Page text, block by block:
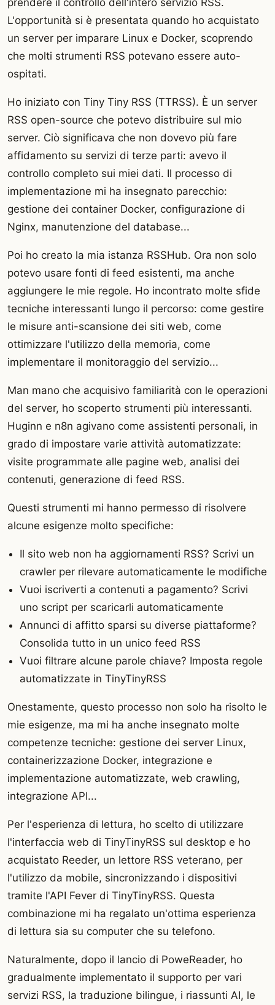
L'opportunità si è presentata quando ho acquistato
un server per imparare Linux e Docker, scoprendo
che molti strumenti RSS potevano essere auto-
ospitati.
Ho iniziato con Tiny Tiny RSS (TTRSS). È un server
RSS open-source che potevo distribuire sul mio
server. Ciò significava che non dovevo più fare
affidamento su servizi di terze parti: avevo il
controllo completo sui miei dati. Il processo di
implementazione mi ha insegnato parecchio:
gestione dei container Docker, configurazione di
Nginx, manutenzione del database...
Poi ho creato la mia istanza RSSHub. Ora non solo
potevo usare fonti di feed esistenti, ma anche
aggiungere le mie regole. Ho incontrato molte sfide
tecniche interessanti lungo il percorso: come gestire
le misure anti-scansione dei siti web, come
ottimizzare l'utilizzo della memoria, come
implementare il monitoraggio del servizio...
Man mano che acquisivo familiarità con le operazioni
del server, ho scoperto strumenti più interessanti.
Huginn e n8n agivano come assistenti personali, in
grado di impostare varie attività automatizzate:
visite programmate alle pagine web, analisi dei
contenuti, generazione di feed RSS.
Questi strumenti mi hanno permesso di risolvere
alcune esigenze molto specifiche:
Il sito web non ha aggiornamenti RSS? Scrivi un
crawler per rilevare automaticamente le modifiche
Vuoi iscriverti a contenuti a pagamento? Scrivi
uno script per scaricarli automaticamente
Annunci di affitto sparsi su diverse piattaforme?
Consolida tutto in un unico feed RSS
Vuoi filtrare alcune parole chiave? Imposta regole
automatizzate in TinyTinyRSS
Onestamente, questo processo non solo ha risolto le
mie esigenze, ma mi ha anche insegnato molte
competenze tecniche: gestione dei server Linux,
containerizzazione Docker, integrazione e
implementazione automatizzate, web crawling,
integrazione API...
Per l'esperienza di lettura, ho scelto di utilizzare
l'interfaccia web di TinyTinyRSS sul desktop e ho
acquistato Reeder, un lettore RSS veterano, per
l'utilizzo da mobile, sincronizzando i dispositivi
tramite l'API Fever di TinyTinyRSS. Questa
combinazione mi ha regalato un'ottima esperienza
di lettura sia su computer che su telefono.
Naturalmente, dopo il lancio di PoweReader, ho
gradualmente implementato il supporto per vari
servizi RSS, la traduzione bilingue, i riassunti AI, le